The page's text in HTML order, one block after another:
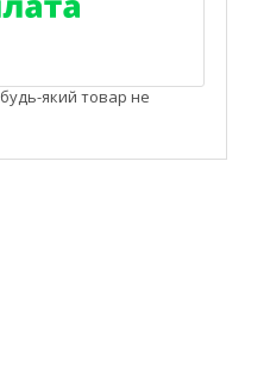
який товар не